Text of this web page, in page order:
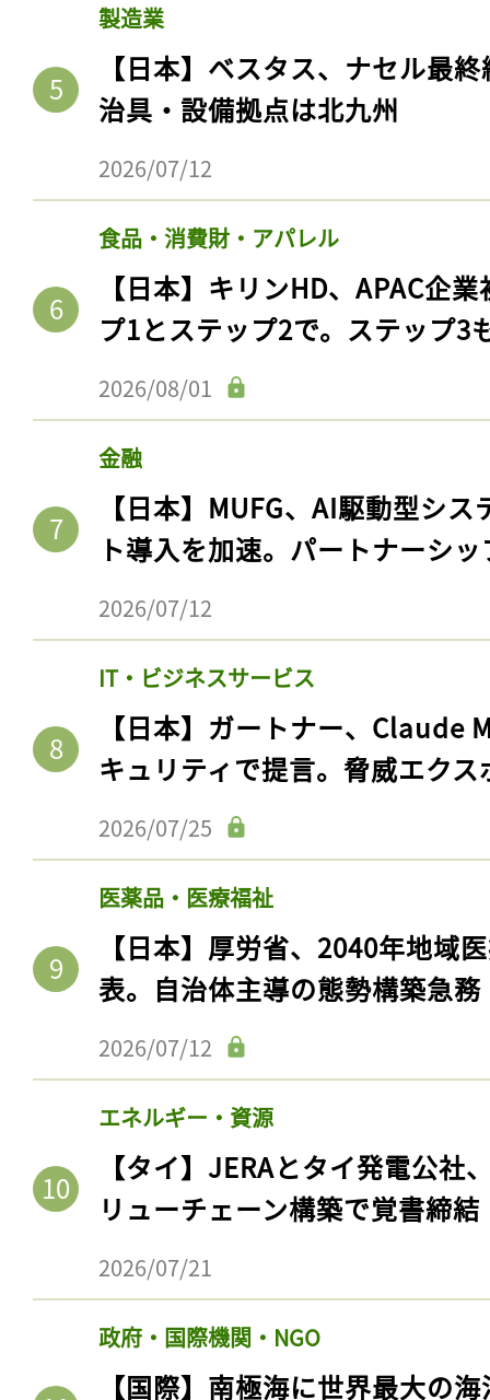
製造業
【日本】ベスタス、ナセル最
治具・設備拠点は北九州
2026/07/12
食品・消費財・アパレル
【日本】キリンHD、APAC企
プ1とステップ2で。ステップ3
2026/08/01
金融
【日本】MUFG、AI駆動型シ
ト導入を加速。パートナーシ
2026/07/12
IT・ビジネスサービス
【日本】ガートナー、Claude
キュリティで提言。脅威エク
2026/07/25
医薬品・医療福祉
【日本】厚労省、2040年地域
表。自治体主導の態勢構築急務
2026/07/12
エネルギー・資源
【タイ】JERAとタイ発電公社
リューチェーン構築で覚書締結
2026/07/21
政府・国際機関・NGO
【国際】南極海に世界最大の